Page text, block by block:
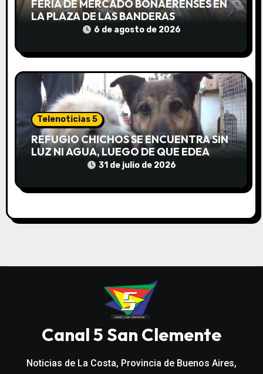
a
s
FERIA DE MERCADO BONAERENSES EN
LA PLAZA DE LAS BANDERAS
6 de agosto de 2026
Telenoticias 5
REFUGIO CHICHOS SE ENCUENTRA SIN
LUZ NI AGUA, LUEGO DE QUE EDEA
CORTARA EL SUMINISTRO SIN AVISO
31 de julio de 2026
Canal 5 San Clemente
Noticias de La Costa, Provincia de Buenos Aires,